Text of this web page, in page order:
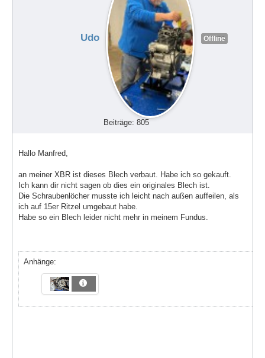
Udo Offline
Beiträge: 805
Hallo Manfred,
an meiner XBR ist dieses Blech verbaut. Habe ich so gekauft.
Ich kann dir nicht sagen ob dies ein originales Blech ist.
Die Schraubenlöcher musste ich leicht nach außen auffeilen, als
ich auf 15er Ritzel umgebaut habe.
Habe so ein Blech leider nicht mehr in meinem Fundus.
Anhänge: